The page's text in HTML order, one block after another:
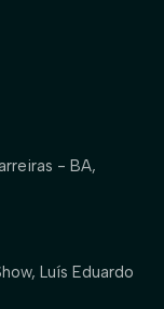
- BA,
Luís Eduardo